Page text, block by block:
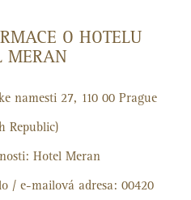
O HOTELU
MERAN
namesti 27, 110 00 Prague
Republic)
Hotel Meran
/ e-mailová adresa: 00420